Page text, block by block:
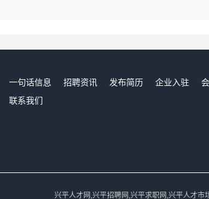
一句话信息 招聘资讯 发布简历 企业入驻
联系我们
兴平人才网,兴平招聘网,兴平求职网,兴平人才市